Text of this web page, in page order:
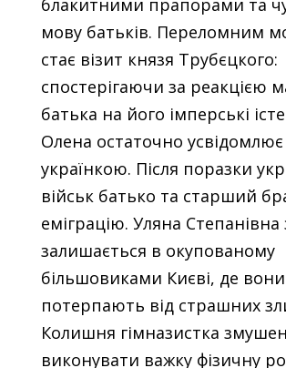
мову батьків. Переломним
стає візит князя Трубєцкого:
спостерігаючи за реакцією
батька на його імперські
Олена остаточно усвідомлює
українкою. Після поразки
військ батько та старший
еміграцію. Уляна Степанівна
залишається в окупованому
більшовиками Києві, де вони
потерпають від страшних
Колишня гімназистка
виконувати важку фізичну